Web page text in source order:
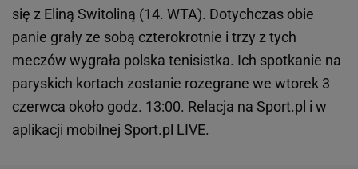
się z Eliną Switoliną (14. WTA). Dotychczas obie
panie grały ze sobą czterokrotnie i trzy z tych
meczów wygrała polska tenisistka. Ich spotkanie na
paryskich kortach zostanie rozegrane we wtorek 3
czerwca około godz. 13:00. Relacja na Sport.pl i w
aplikacji mobilnej Sport.pl LIVE.